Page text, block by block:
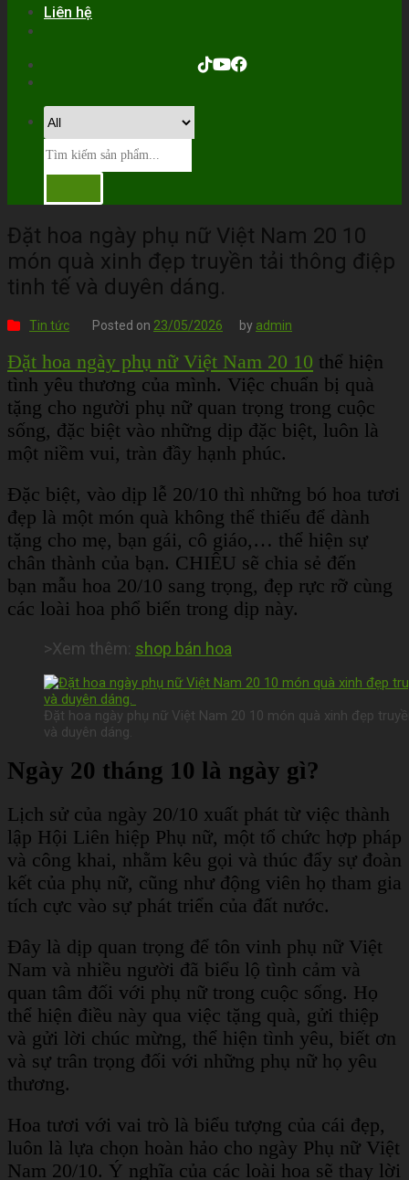
Liên hệ
Đặt hoa ngày phụ nữ Việt Nam 20 10
món quà xinh đẹp truyền tải thông điệp
tinh tế và duyên dáng.
Tin tức Posted on 23/05/2026 by admin
Đặt hoa ngày phụ nữ Việt Nam 20 10 thể hiện
tình yêu thương của mình. Việc chuẩn bị quà
tặng cho người phụ nữ quan trọng trong cuộc
sống, đặc biệt vào những dịp đặc biệt, luôn là
một niềm vui, tràn đầy hạnh phúc.
Đặc biệt, vào dịp lễ 20/10 thì những bó hoa tươi
đẹp là một món quà không thể thiếu để dành
tặng cho mẹ, bạn gái, cô giáo,… thể hiện sự
chân thành của bạn. CHIÊU sẽ chia sẻ đến
bạn mẫu hoa 20/10 sang trọng, đẹp rực rỡ cùng
các loài hoa phổ biến trong dịp này.
>Xem thêm: shop bán hoa
Đặt hoa ngày phụ nữ Việt Nam 20 10 món quà xinh đẹp
và duyên dáng.
Ngày 20 tháng 10 là ngày gì?
Lịch sử của ngày 20/10 xuất phát từ việc thành
lập Hội Liên hiệp Phụ nữ, một tổ chức hợp pháp
và công khai, nhằm kêu gọi và thúc đẩy sự đoàn
kết của phụ nữ, cũng như động viên họ tham gia
tích cực vào sự phát triển của đất nước.
Đây là dịp quan trọng để tôn vinh phụ nữ Việt
Nam và nhiều người đã biểu lộ tình cảm và
quan tâm đối với phụ nữ trong cuộc sống. Họ
thể hiện điều này qua việc tặng quà, gửi thiệp
và gửi lời chúc mừng, thể hiện tình yêu, biết ơn
và sự trân trọng đối với những phụ nữ họ yêu
thương.
Hoa tươi với vai trò là biểu tượng của cái đẹp,
luôn là lựa chọn hoàn hảo cho ngày Phụ nữ Việt
Nam 20/10. Ý nghĩa của các loài hoa sẽ thay lời